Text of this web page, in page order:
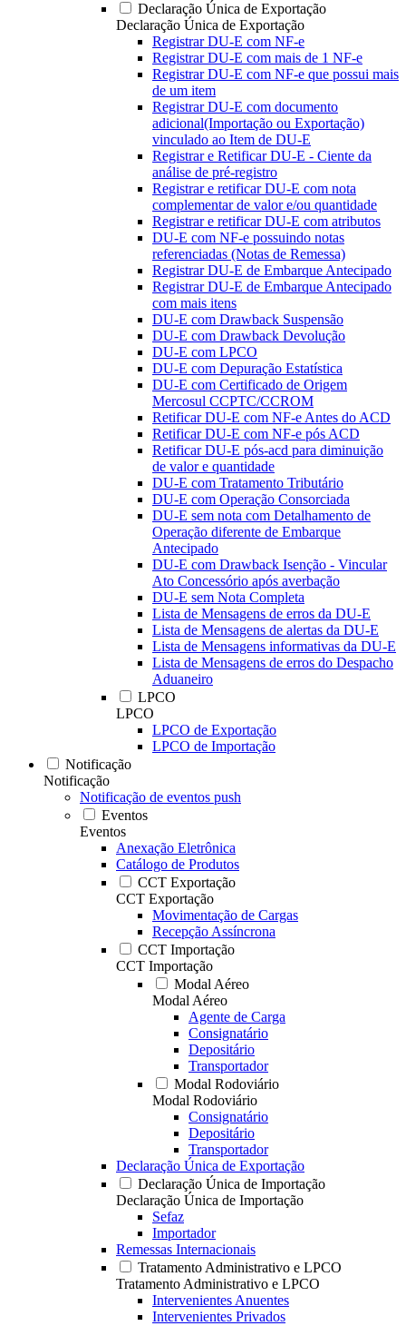
Declaração Única de Exportação
Declaração Única de Exportação
Registrar DU-E com NF-e
Registrar DU-E com mais de 1 NF-e
Registrar DU-E com NF-e que possui mais
de um item
Registrar DU-E com documento
adicional(Importação ou Exportação)
vinculado ao Item de DU-E
Registrar e Retificar DU-E - Ciente da
análise de pré-registro
Registrar e retificar DU-E com nota
complementar de valor e/ou quantidade
Registrar e retificar DU-E com atributos
DU-E com NF-e possuindo notas
referenciadas (Notas de Remessa)
Registrar DU-E de Embarque Antecipado
Registrar DU-E de Embarque Antecipado
com mais itens
DU-E com Drawback Suspensão
DU-E com Drawback Devolução
DU-E com LPCO
DU-E com Depuração Estatística
DU-E com Certificado de Origem
Mercosul CCPTC/CCROM
Retificar DU-E com NF-e Antes do ACD
Retificar DU-E com NF-e pós ACD
Retificar DU-E pós-acd para diminuição
de valor e quantidade
DU-E com Tratamento Tributário
DU-E com Operação Consorciada
DU-E sem nota com Detalhamento de
Operação diferente de Embarque
Antecipado
DU-E com Drawback Isenção - Vincular
Ato Concessório após averbação
DU-E sem Nota Completa
Lista de Mensagens de erros da DU-E
Lista de Mensagens de alertas da DU-E
Lista de Mensagens informativas da DU-E
Lista de Mensagens de erros do Despacho
Aduaneiro
LPCO
LPCO
LPCO de Exportação
LPCO de Importação
Notificação
Notificação
Notificação de eventos push
Eventos
Eventos
Anexação Eletrônica
Catálogo de Produtos
CCT Exportação
CCT Exportação
Movimentação de Cargas
Recepção Assíncrona
CCT Importação
CCT Importação
Modal Aéreo
Modal Aéreo
Agente de Carga
Consignatário
Depositário
Transportador
Modal Rodoviário
Modal Rodoviário
Consignatário
Depositário
Transportador
Declaração Única de Exportação
Declaração Única de Importação
Declaração Única de Importação
Sefaz
Importador
Remessas Internacionais
Tratamento Administrativo e LPCO
Tratamento Administrativo e LPCO
Intervenientes Anuentes
Intervenientes Privados